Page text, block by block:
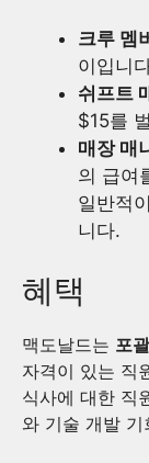
크루 멤
이입니
쉬프트
$15를
매장 매
의 급여
일반적
니다.
혜택
맥도날드는 포
자격이 있는 직
식사에 대한 직
와 기술 개발 기